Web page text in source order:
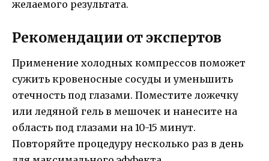
желаемого результата.
Рекомендации от экспертов
Применение холодных компрессов поможет
сужить кровеносные сосуды и уменьшить
отечность под глазами. Поместите ложечку
или ледяной гель в мешочек и нанесите на
область под глазами на 10-15 минут.
Повторяйте процедуру несколько раз в день